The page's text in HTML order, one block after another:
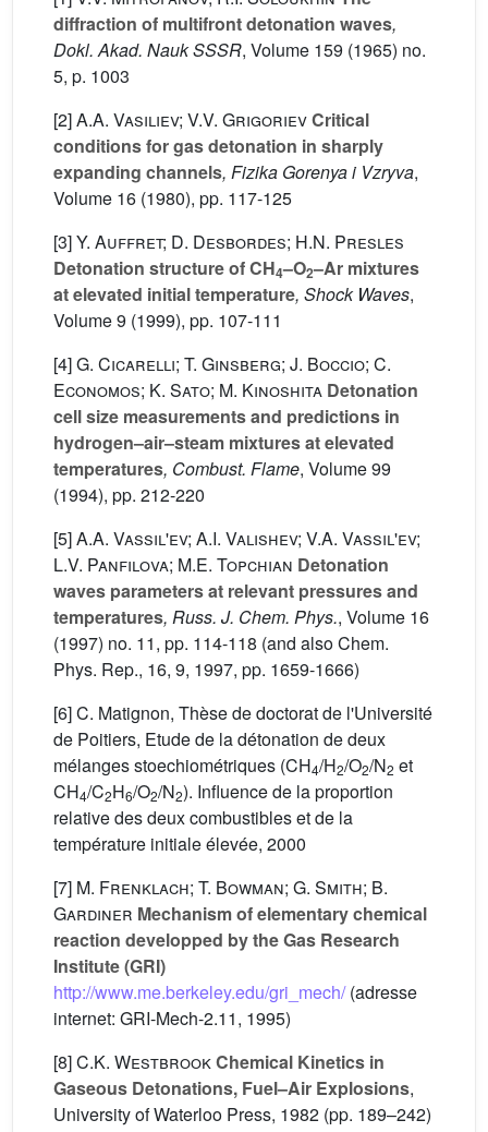
diffraction of multifront detonation waves,
Dokl. Akad. Nauk SSSR, Volume 159 (1965) no.
5, p. 1003
[2]A.A. Vasiliev; V.V. GrigorievCritical
conditions for gas detonation in sharply
expanding channels, Fizika Gorenya i Vzryva,
Volume 16 (1980), pp. 117-125
[3]Y. Auffret; D. Desbordes; H.N. Presles
Detonation structure of CH4–O2–Ar mixtures
at elevated initial temperature, Shock Waves,
Volume 9 (1999), pp. 107-111
[4]G. Cicarelli; T. Ginsberg; J. Boccio; C.
Economos; K. Sato; M. Kinoshita Detonation
cell size measurements and predictions in
hydrogen–air–steam mixtures at elevated
temperatures, Combust. Flame, Volume 99
(1994), pp. 212-220
[5]A.A. Vassil'ev; A.I. Valishev; V.A. Vassil'ev;
L.V. Panfilova; M.E. Topchian Detonation
waves parameters at relevant pressures and
temperatures, Russ. J. Chem. Phys., Volume 16
(1997) no. 11, pp. 114-118 (and also Chem.
Phys. Rep., 16, 9, 1997, pp. 1659-1666)
[6] C. Matignon, Thèse de doctorat de l'Université
de Poitiers, Etude de la détonation de deux
mélanges stoechiométriques (CH4/H2/O2/N2 et
CH4/C2H6/O2/N2). Influence de la proportion
relative des deux combustibles et de la
température initiale élevée, 2000
[7] M. Frenklach; T. Bowman; G. Smith; B.
Gardiner Mechanism of elementary chemical
reaction developped by the Gas Research
Institute (GRI)
http://www.me.berkeley.edu/gri_mech/(adresse
internet: GRI-Mech-2.11, 1995)
[8]C.K. WestbrookChemical Kinetics in
Gaseous Detonations, Fuel–Air Explosions,
University of Waterloo Press, 1982 (pp. 189–242)